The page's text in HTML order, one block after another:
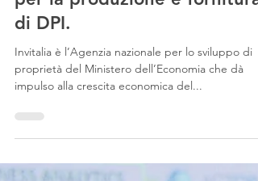
Tempo di lettura: 2 min
Bandi
CuraItalia Incentivi: 50 milioni
per la produzione e fornitura
di DPI.